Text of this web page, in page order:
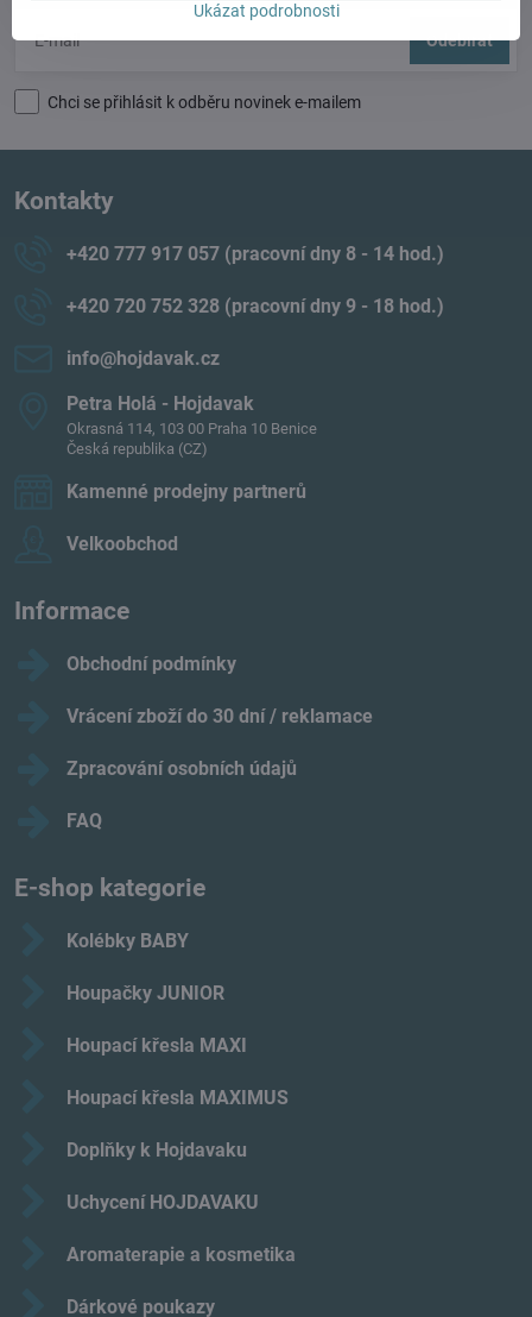
Odebírat
Chci se přihlásit k odběru novinek e-mailem
Kontakty
+420 777 917 057 (pracovní dny 8 - 14 hod​.)
+420 720 752 328 (pracovní dny 9 - 18 hod​.)
info​@hojdavak​.cz
Petra Holá - Hojdavak
Okrasná 114, 103 00 Praha 10 Benice
Česká republika (CZ)
Kamenné prodejny partnerů
Velkoobchod
Informace
Obchodní podmínky
Vrácení zboží do 30 dní / reklamace
Zpracování osobních údajů
FAQ
E-shop kategorie
Kolébky BABY
Houpačky JUNIOR
Houpací křesla MAXI
Houpací křesla MAXIMUS
Doplňky k Hojdavaku
Uchycení HOJDAVAKU
Aromaterapie a kosmetika
Dárkové poukazy
Ukázat podrobnosti